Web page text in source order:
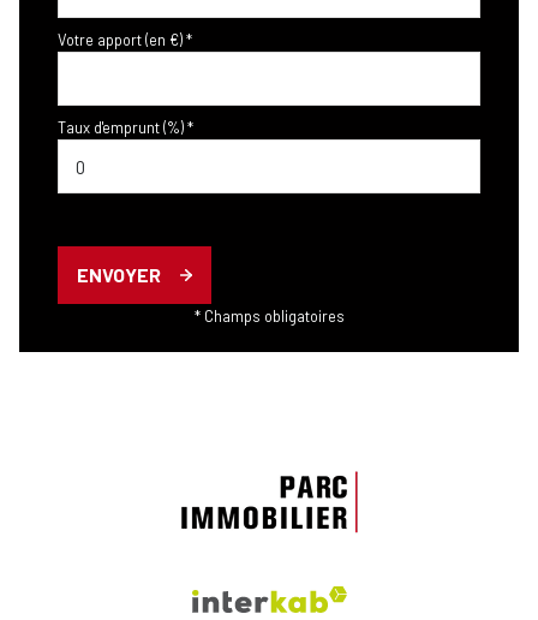
Votre apport (en €) *
Taux d'emprunt (%) *
ENVOYER
* Champs obligatoires